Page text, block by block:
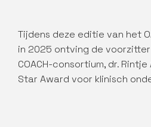
Tijdens deze editie van het
in 2025 ontving de
COACH-consortium, dr.
Star Award voor klinisch